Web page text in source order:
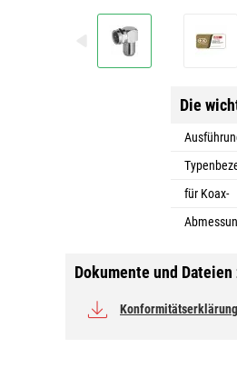
Die
für Koax-
Dokumente und
Konformitätserklärung